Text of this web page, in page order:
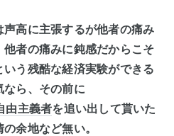
高に主張するが他者の痛み
者の痛みに鈍感だからこそ
う残酷な経済実験ができる
ら、その前に
由主義者を追い出して貰いた
余地など無い。